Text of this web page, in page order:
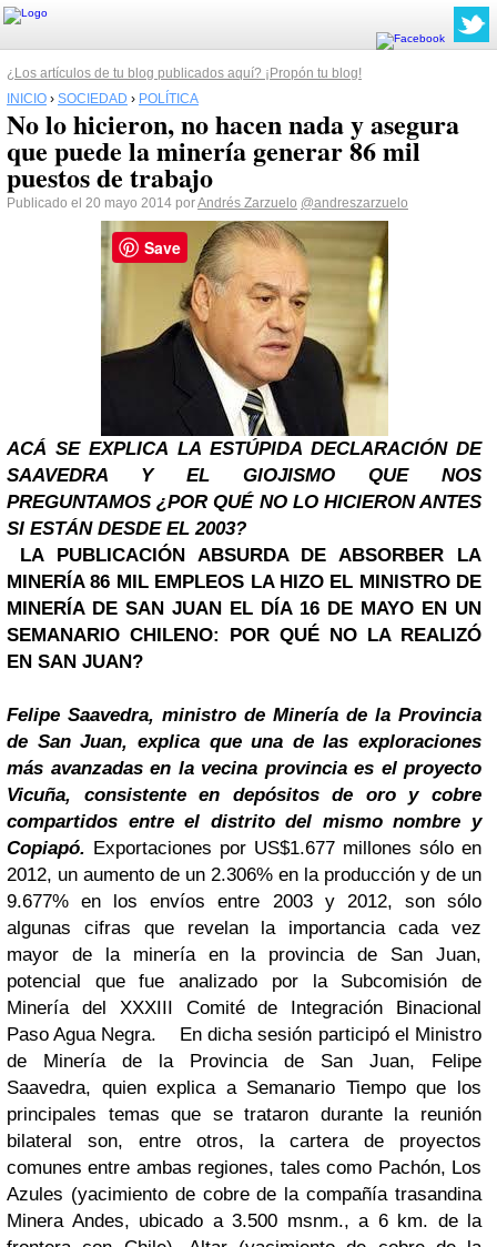
¿Los artículos de tu blog publicados aquí? ¡Propón tu blog!
INICIO › SOCIEDAD › POLÍTICA
No lo hicieron, no hacen nada y asegura
que puede la minería generar 86 mil
puestos de trabajo
Publicado el 20 mayo 2014 porAndrés Zarzuelo @andreszarzuelo
ACÁ SE EXPLICA LA ESTÚPIDA DECLARACIÓN DE
SAAVEDRA Y EL GIOJISMO QUE NOS
PREGUNTAMOS ¿POR QUÉ NO LO HICIERON ANTES
SI ESTÁN DESDE EL 2003?
LA PUBLICACIÓN ABSURDA DE ABSORBER LA
MINERÍA 86 MIL EMPLEOS LA HIZO EL MINISTRO DE
MINERÍA DE SAN JUAN EL DÍA 16 DE MAYO EN UN
SEMANARIO CHILENO: POR QUÉ NO LA REALIZÓ
EN SAN JUAN?
Felipe Saavedra, ministro de Minería de la Provincia
de San Juan, explica que una de las exploraciones
más avanzadas en la vecina provincia es el proyecto
Vicuña, consistente en depósitos de oro y cobre
compartidos entre el distrito del mismo nombre y
Copiapó. Exportaciones por US$1.677 millones sólo en
2012, un aumento de un 2.306% en la producción y de un
9.677% en los envíos entre 2003 y 2012, son sólo
algunas cifras que revelan la importancia cada vez
mayor de la minería en la provincia de San Juan,
potencial que fue analizado por la Subcomisión de
Minería del XXXIII Comité de Integración Binacional
Paso Agua Negra. En dicha sesión participó el Ministro
de Minería de la Provincia de San Juan, Felipe
Saavedra, quien explica a Semanario Tiempo que los
principales temas que se trataron durante la reunión
bilateral son, entre otros, la cartera de proyectos
comunes entre ambas regiones, tales como Pachón, Los
Azules (yacimiento de cobre de la compañía trasandina
Minera Andes, ubicado a 3.500 msnm., a 6 km. de la
Save